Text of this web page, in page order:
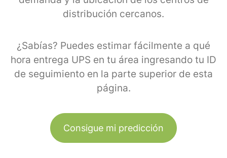
distribución cercanos.
¿Sabías? Puedes estimar fácilmente a qué
hora entrega UPS en tu área ingresando tu ID
de seguimiento en la parte superior de esta
página.
Consigue mi predicción